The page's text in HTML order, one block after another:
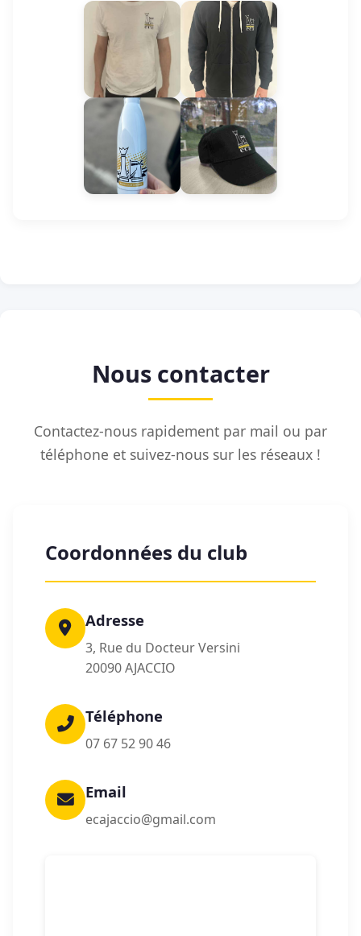
Nous contacter
Contactez-nous rapidement par mail ou par
téléphone et suivez-nous sur les réseaux !
Coordonnées du club
Adresse
3, Rue du Docteur Versini
20090 AJACCIO
Téléphone
07 67 52 90 46
Email
ecajaccio@gmail.com